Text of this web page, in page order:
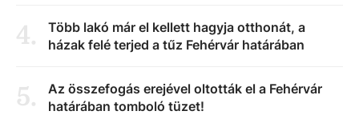
4.
Több lakó már el kellett hagyja otthonát, a
házak felé terjed a tűz Fehérvár határában
5.
Az összefogás erejével oltották el a Fehérvár
határában tomboló tüzet!